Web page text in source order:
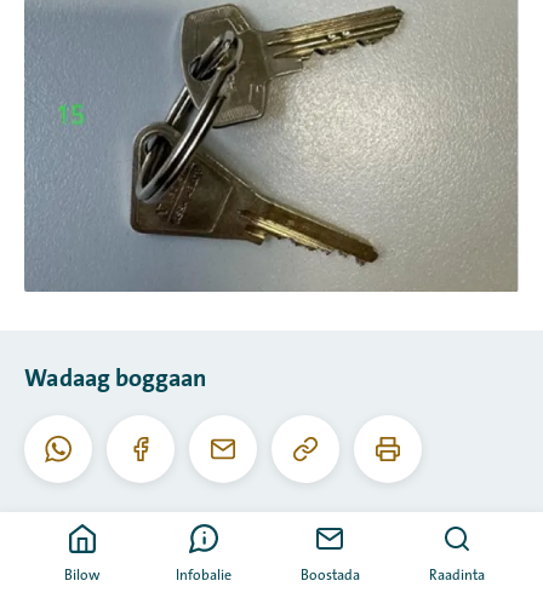
Bilow Infobalie Boostada Raadinta
Wadaag boggaan
WhatsappFacebookI-
Koobiyee
URL-
Daabac
boggaan